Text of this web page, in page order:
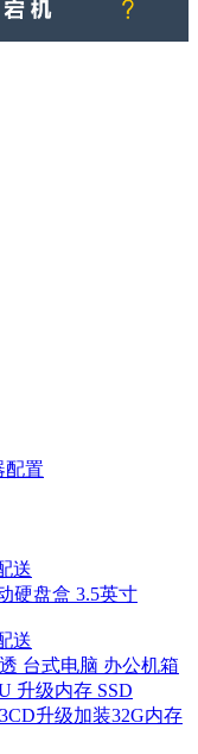
配置
送
硬盘盒 3.5英寸
送
台式电脑 办公机箱
升级内存 SSD
升级加装32G内存